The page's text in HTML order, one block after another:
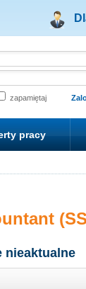
zapamiętaj
pracy
nieaktualne